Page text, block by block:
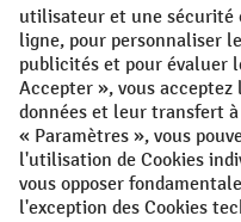
Protection des Données
All prices excl. VAT plus
if not stated otherwise.
¹ La remise est valable jusqu'à
s'applique pas aux prix
avec d'autres réductions en